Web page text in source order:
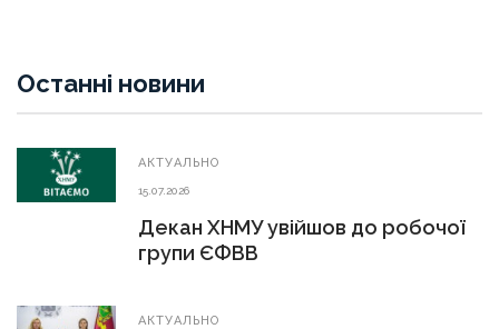
Останні новини
АКТУАЛЬНО
15.07.2026
Декан ХНМУ увійшов до робочої
групи ЄФВВ
АКТУАЛЬНО